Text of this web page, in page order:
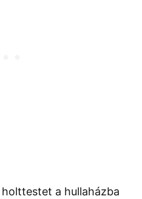
a hullaházba